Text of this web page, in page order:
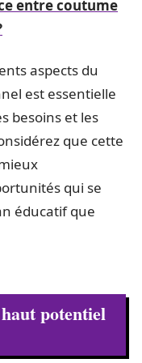
entre coutume
aspects du
est essentielle
besoins et les
que cette
qui se
éducatif que
potentiel